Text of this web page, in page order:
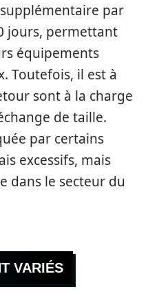
par
jours, permettant
équipements
Toutefois, il est à
sont à la charge
de taille.
par certains
excessifs, mais
dans le secteur du
VARIÉS